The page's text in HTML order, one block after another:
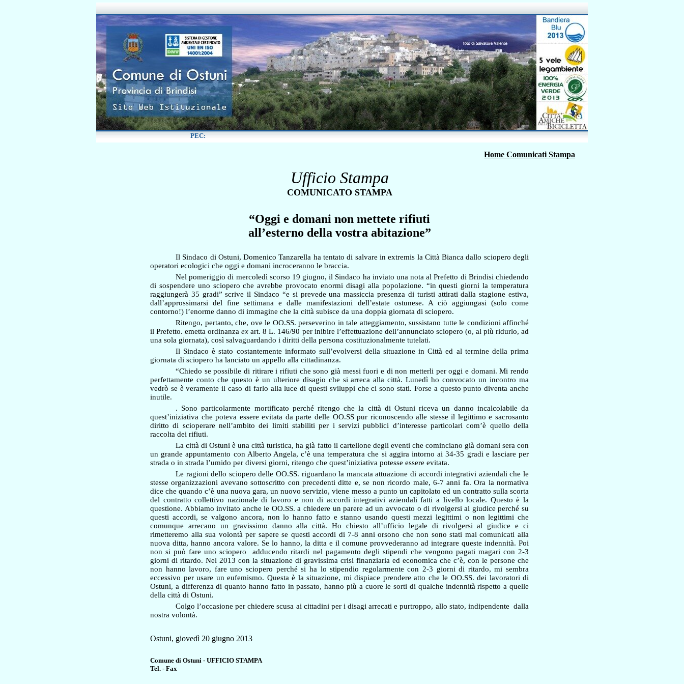
Home Comunicati Stampa
Ufficio Stampa
COMUNICATO STAMPA
“Oggi e domani non mettete rifiuti
all’esterno della vostra abitazione”
Il Sindaco di Ostuni, Domenico Tanzarella ha tentato di salvare in extremis la Città Bianca dallo sciopero degli
operatori ecologici che oggi e domani incroceranno le braccia.
Nel pomeriggio di mercoledì scorso 19 giugno, il Sindaco ha inviato una nota al Prefetto di Brindisi chiedendo
di sospendere uno sciopero che avrebbe provocato enormi disagi alla popolazione. “in questi giorni la temperatura
raggiungerà 35 gradi” scrive il Sindaco “e si prevede una massiccia presenza di turisti attirati dalla stagione estiva,
dall’approssimarsi del fine settimana e dalle manifestazioni dell’estate ostunese. A ciò aggiungasi (solo come
contorno!) l’enorme danno di immagine che la città subisce da una doppia giornata di sciopero.
Ritengo, pertanto, che, ove le OO.SS. perseverino in tale atteggiamento, sussistano tutte le condizioni affinché
il Prefetto. emetta ordinanzaex art. 8 L. 146/90 per inibire l’effettuazione dell’annunciato sciopero (o, al più ridurlo, ad
una sola giornata), così salvaguardando i diritti della persona costituzionalmente tutelati.
Il Sindaco è stato costantemente informato sull’evolversi della situazione in Città ed al termine della prima
giornata di sciopero ha lanciato un appello alla cittadinanza.
“Chiedo se possibile di ritirare i rifiuti che sono già messi fuori e di non metterli per oggi e domani. Mi rendo
perfettamente conto che questo è un ulteriore disagio che si arreca alla città. Lunedì ho convocato un incontro ma
vedrò se è veramente il caso di farlo alla luce di questi sviluppi che ci sono stati. Forse a questo punto diventa anche
inutile.
. Sono particolarmente mortificato perché ritengo che la città di Ostuni riceva un danno incalcolabile da
quest’iniziativa che poteva essere evitata da parte delle OO.SS pur riconoscendo alle stesse il legittimo e sacrosanto
diritto di scioperare nell’ambito dei limiti stabiliti per i servizi pubblici d’interesse particolari com’è quello della
raccolta dei rifiuti.
La città di Ostuni è una città turistica, ha già fatto il cartellone degli eventi che cominciano già domani sera con
un grande appuntamento con Alberto Angela, c’è una temperatura che si aggira intorno ai 34-35 gradi e lasciare per
strada o in strada l’umido per diversi giorni, ritengo che quest’iniziativa potesse essere evitata.
Le ragioni dello sciopero delle OO.SS. riguardano la mancata attuazione di accordi integrativi aziendali che le
stesse organizzazioni avevano sottoscritto con precedenti ditte e, se non ricordo male, 6-7 anni fa. Ora la normativa
dice che quando c’è una nuova gara, un nuovo servizio, viene messo a punto un capitolato ed un contratto sulla scorta
del contratto collettivo nazionale di lavoro e non di accordi integrativi aziendali fatti a livello locale. Questo è la
questione. Abbiamo invitato anche le OO.SS. a chiedere un parere ad un avvocato o di rivolgersi al giudice perché su
questi accordi, se valgono ancora, non lo hanno fatto e stanno usando questi mezzi legittimi o non legittimi che
comunque arrecano un gravissimo danno alla città. Ho chiesto all’ufficio legale di rivolgersi al giudice e ci
rimetteremo alla sua volontà per sapere se questi accordi di 7-8 anni orsono che non sono stati mai comunicati alla
nuova ditta, hanno ancora valore. Se lo hanno, la ditta e il comune provvederanno ad integrare queste indennità. Poi
non si può fare uno sciopero
adducendo ritardi nel pagamento degli stipendi che vengono pagati magari con 2-3
giorni di ritardo. Nel 2013 con la situazione di gravissima crisi finanziaria ed economica che c’è, con le persone che
non hanno lavoro, fare uno sciopero perché si ha lo stipendio regolarmente con 2-3 giorni di ritardo, mi sembra
eccessivo per usare un eufemismo. Questa è la situazione, mi dispiace prendere atto che le OO.SS. dei lavoratori di
Ostuni, a differenza di quanto hanno fatto in passato, hanno più a cuore le sorti di qualche indennità rispetto a quelle
della città di Ostuni.
Colgo l’occasione per chiedere scusa ai cittadini per i disagi arrecati e purtroppo, allo stato, indipendente dalla
nostra volontà.
Ostuni, giovedì 20 giugno 2013
Comune di Ostuni - UFFICIO STAMPA
Tel. - Fax